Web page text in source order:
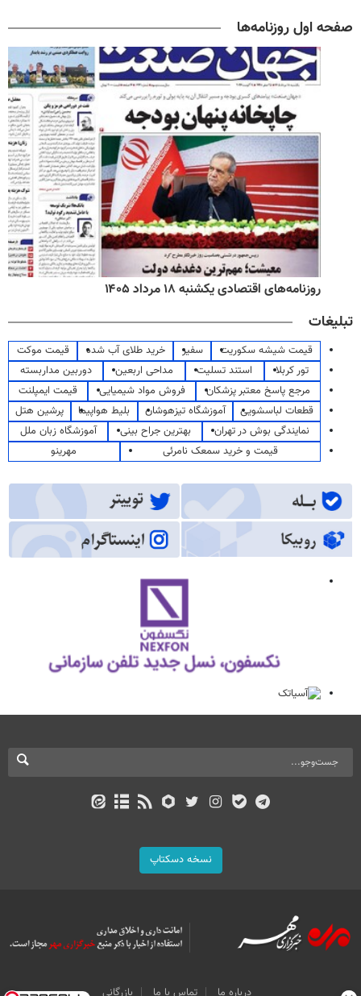
صفحه اول روزنامه‌ها
روزنامه‌های اقتصادی یکشنبه ۱۸ مرداد ۱۴۰۵
تبلیغات
قیمت شیشه سکوریت سفیر خرید طلای آب شده
قیمت موکت
تور کربلا
استند تسلیت مداحی اربعین
دوربین مداربسته
مرجع پاسخ معتبر پزشکان
فروش مواد شیمیایی
قیمت ایمپلنت
قطعات لباسشویی
آموزشگاه تیزهوشان بلیط هواپیما
پرشین هتل
نمایندگی بوش در تهران
بهترین جراح بینی
آموزشگاه زبان ملل
قیمت و خرید سمعک نامرئی
مهرینو
نسخه دسکتاپ